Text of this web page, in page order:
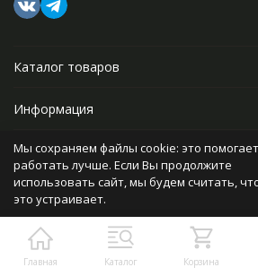
Главная Каталог Корзина
Каталог товаров
Информация
Прочее
Политика персональных данных
Разработано в
bodysite.ru
Мы сохраняем файлы cookie: это
работать лучше. Если Вы продолжите
использовать сайт, мы будем считать,
это устраивает.